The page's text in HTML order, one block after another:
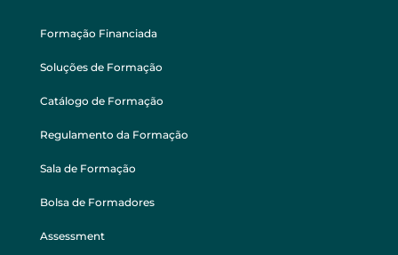
Formação Financiada
Soluções de Formação
Catálogo de Formação
Regulamento da Formação
Sala de Formação
Bolsa de Formadores
Assessment